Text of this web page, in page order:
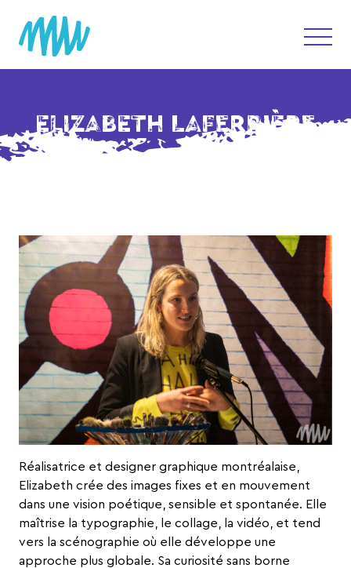
ELIZABETH LAFERRIÈRE
Réalisatrice et designer graphique montréalaise,
Elizabeth crée des images fixes et en mouvement
dans une vision poétique, sensible et spontanée. Elle
maîtrise la typographie, le collage, la vidéo, et tend
vers la scénographie où elle développe une
approche plus globale. Sa curiosité sans borne